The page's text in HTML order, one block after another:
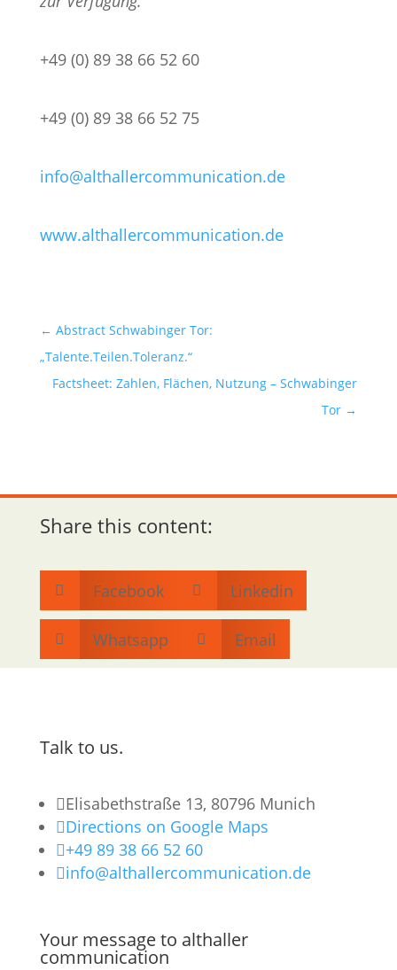
+49 (0) 89 38 66 52 60
+49 (0) 89 38 66 52 75
info@althallercommunication.de
www.althallercommunication.de
← Abstract Schwabinger Tor:
„Talente.Teilen.Toleranz.“
Factsheet: Zahlen, Flächen, Nutzung – Schwabinger
Tor →
Share this content:
 Facebook  Linkedin
 Whatsapp  Email
Talk to us.
Elisabethstraße 13, 80796 Munich
Directions on Google Maps
+49 89 38 66 52 60
info@althallercommunication.de
Your message to althaller
communication